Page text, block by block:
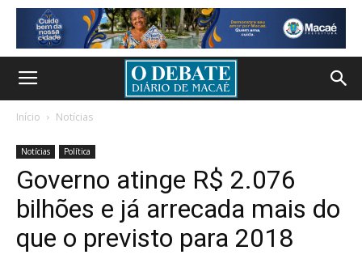
Início Notícias
Notícias Política
Governo atinge R$ 2.076
bilhões e já arrecada mais do
que o previsto para 2018